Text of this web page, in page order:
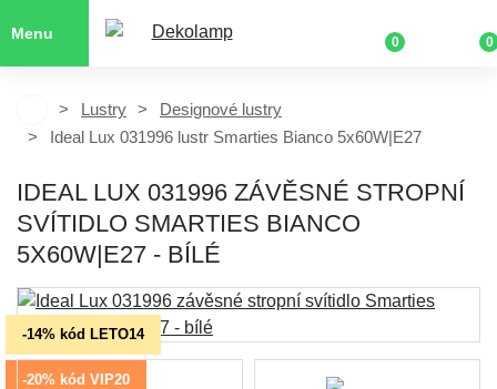
Menu
0 0
Lustry
Designové lustry
Ideal Lux 031996 lustr Smarties Bianco 5x60W|E27
IDEAL LUX 031996 ZÁVĚSNÉ STROPNÍ
SVÍTIDLO SMARTIES BIANCO
5X60W|E27 - BÍLÉ
-14% kód LETO14
-20% kód VIP20